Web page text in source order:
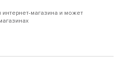
интернет-магазина и может